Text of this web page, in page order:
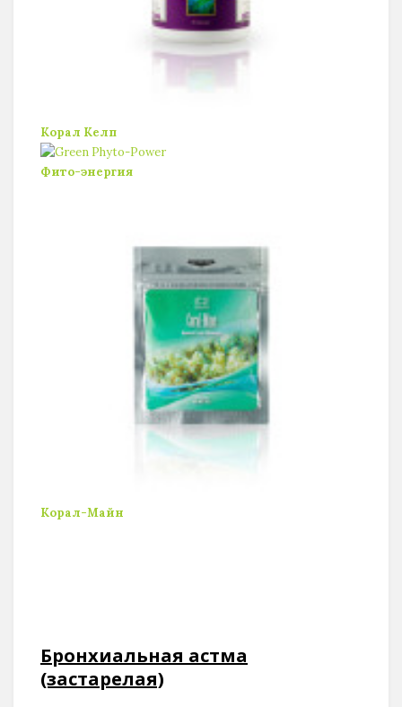
Корал Келп
Фито-энергия
Корал-Майн
Бронхиальная астма
(застарелая)